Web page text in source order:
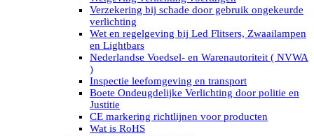
Led werklampen in Subcategorieën
LED WERKVERLICHTING
LED’s work werklamp met accu
LED’s work werklamp portable 220V
LED’s work werklamp Hybride
Led lichtslang 220 Volt
LED’s work werklamp met statief 220V
LED’s light PRO schijnwerpers 220V
LED High Bay verlichting 220V
Subcategorieën Led werkverlichting
LED SIGNALISATIE
Verzekering bij schade door gebruik ongekeurde
verlichting
Wet en regelgeving bij Led Flitsers, Zwaailampen
en Lightbars
Nederlandse Voedsel- en Warenautoriteit ( NVWA
)
Inspectie leefomgeving en transport
Boete Ondeugdelijke Verlichting door politie en
Justitie
CE markering richtlijnen voor producten
Wat is RoHS